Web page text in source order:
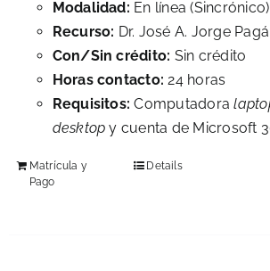
Modalidad: En línea (Sincrónico)
Recurso: Dr. José A. Jorge
Con/Sin crédito: Sin crédito
Horas contacto: 24 horas
Requisitos: Computadora
desktop y cuenta de Microsoft
Matrícula y
Pago
Details